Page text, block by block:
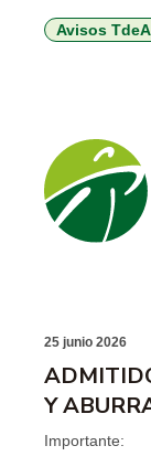
al 07 de junio
Avisos TdeA
25 junio 2026
Y
Importante: